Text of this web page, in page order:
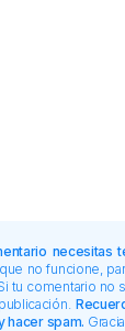
necesitas
no funcione,
tu comentario
hacer spam.